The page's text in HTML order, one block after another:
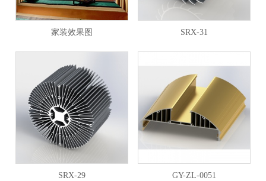
家装效果图 SRX-31
SRX-29 GY-ZL-0051